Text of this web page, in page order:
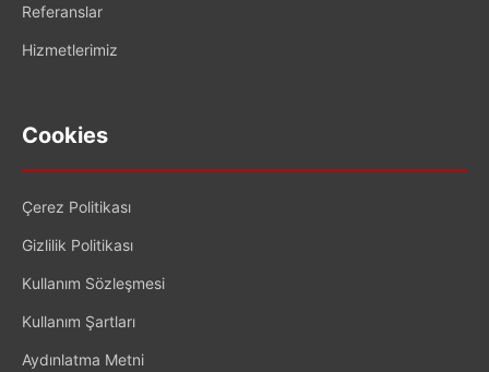
Referanslar
Hizmetlerimiz
Cookies
Çerez Politikası
Gizlilik Politikası
Kullanım Sözleşmesi
Kullanım Şartları
Aydınlatma Metni